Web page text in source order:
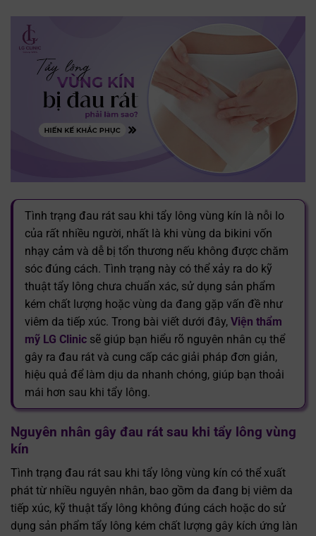
Tình trạng đau rát sau khi tẩy lông vùng kín là nỗi lo
của rất nhiều người, nhất là khi vùng da bikini vốn
nhạy cảm và dễ bị tổn thương nếu không được chăm
sóc đúng cách. Tình trạng này có thể xảy ra do kỹ
thuật tẩy lông chưa chuẩn xác, sử dụng sản phẩm
kém chất lượng hoặc vùng da đang gặp vấn đề như
viêm da tiếp xúc. Trong bài viết dưới đây, Viện thẩm
mỹ LG Clinic sẽ giúp bạn hiểu rõ nguyên nhân cụ thể
gây ra đau rát và cung cấp các giải pháp đơn giản,
hiệu quả để làm dịu da nhanh chóng, giúp bạn thoải
mái hơn sau khi tẩy lông.
Nguyên nhân gây đau rát sau khi tẩy lông vùng
kín
Tình trạng đau rát sau khi tẩy lông vùng kín có thể xuất
phát từ nhiều nguyên nhân, bao gồm da đang bị viêm da
tiếp xúc, kỹ thuật tẩy lông không đúng cách hoặc do sử
dụng sản phẩm tẩy lông kém chất lượng gây kích ứng làn